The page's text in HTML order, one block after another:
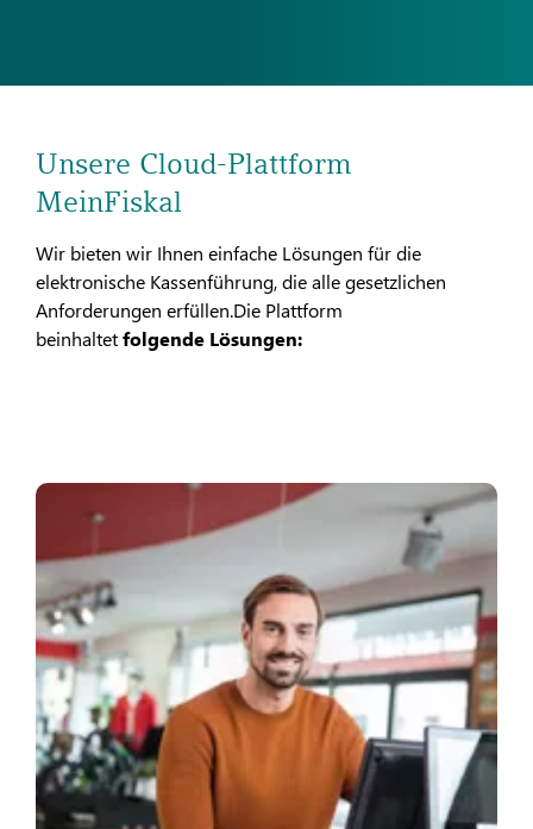
Unsere Cloud-Plattform
MeinFiskal
Wir bieten wir Ihnen einfache Lösungen für die
elektronische Kassenführung, die alle gesetzlichen
Anforderungen erfüllen.Die Plattform
beinhaltetfolgende Lösungen: